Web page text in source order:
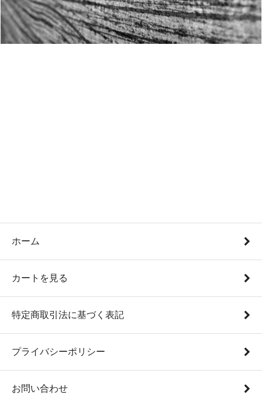
ホーム
カートを見る
特定商取引法に基づく表記
プライバシーポリシー
お問い合わせ